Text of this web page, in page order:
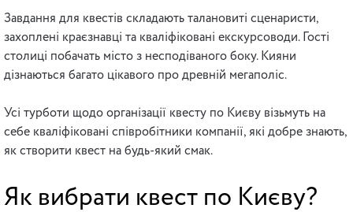
Завдання для квестів складають талановиті сценаристи,
захоплені краєзнавці та кваліфіковані екскурсоводи. Гості
столиці побачать місто з несподіваного боку. Кияни
дізнаються багато цікавого про древній мегаполіс.
Усі турботи щодо організації квесту по Києву візьмуть на
себе кваліфіковані співробітники компанії, які добре знають,
як створити квест на будь-який смак.
Як вибрати квест по Києву?